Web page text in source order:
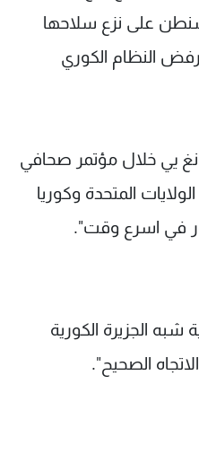
على نزع سلاحها
النظام الكوري
يي خلال مؤتمر صحافي
المتحدة وكوريا
في اسرع وقت".
شبه الجزيرة الكورية
الصحيح".
معنا
الإسـتخدام
الخصوصية